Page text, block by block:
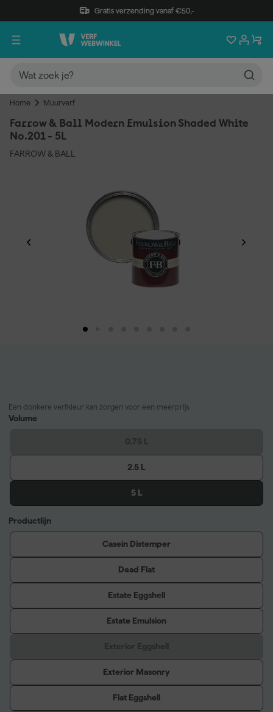
Gratis verzending vanaf €50,-
Home Muurverf
Farrow & Ball Modern Emulsion Shaded White
No.201 - 5L
FARROW & BALL
Een donkere verfkleur kan zorgen voor een meerprijs.
Volume
2.5 L
5 L
Productlijn
Casein Distemper
Dead Flat
Estate Eggshell
Estate Emulsion
Exterior Masonry
Flat Eggshell